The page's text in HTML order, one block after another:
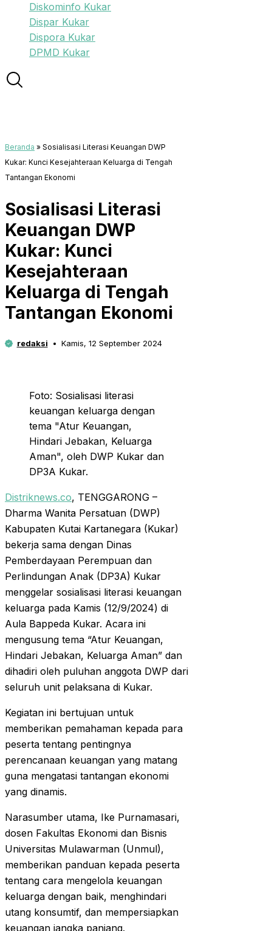
Diskominfo Kukar
Dispar Kukar
Dispora Kukar
DPMD Kukar
Beranda » Sosialisasi Literasi Keuangan DWP
Kukar: Kunci Kesejahteraan Keluarga di Tengah
Tantangan Ekonomi
Sosialisasi Literasi
Keuangan DWP
Kukar: Kunci
Kesejahteraan
Keluarga di Tengah
Tantangan Ekonomi
redaksi Kamis, 12 September 2024
Foto: Sosialisasi literasi
keuangan keluarga dengan
tema "Atur Keuangan,
Hindari Jebakan, Keluarga
Aman", oleh DWP Kukar dan
DP3A Kukar.
Distriknews.co, TENGGARONG –
Dharma Wanita Persatuan (DWP)
Kabupaten Kutai Kartanegara (Kukar)
bekerja sama dengan Dinas
Pemberdayaan Perempuan dan
Perlindungan Anak (DP3A) Kukar
menggelar sosialisasi literasi keuangan
keluarga pada Kamis (12/9/2024) di
Aula Bappeda Kukar. Acara ini
mengusung tema “Atur Keuangan,
Hindari Jebakan, Keluarga Aman” dan
dihadiri oleh puluhan anggota DWP dari
seluruh unit pelaksana di Kukar.
Kegiatan ini bertujuan untuk
memberikan pemahaman kepada para
peserta tentang pentingnya
perencanaan keuangan yang matang
guna mengatasi tantangan ekonomi
yang dinamis.
Narasumber utama, Ike Purnamasari,
dosen Fakultas Ekonomi dan Bisnis
Universitas Mulawarman (Unmul),
memberikan panduan kepada peserta
tentang cara mengelola keuangan
keluarga dengan baik, menghindari
utang konsumtif, dan mempersiapkan
keuangan jangka panjang.